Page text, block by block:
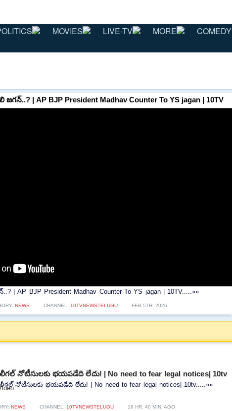
MOVIES LIVE-TV MORE COMEDY
| AP BJP President Madhav Counter To YS jagan | 10TV
| AP BJP President Madhav Counter To YS jagan | 10TV.....»»
NEWS CHANNEL:10TVNEWSTELUGU FEB 5TH, 2026
లీగల్ నోటీసులకు భయపడేది లేదు! | No need to fear legal notices| 10tv
లీగల్ నోటీసులకు భయపడేది లేదు! | No need to fear legal notices| 10tv.....»»
NEWS CHANNEL: 10TVNEWSTELUGU 16 HR. 40 MIN. AGO